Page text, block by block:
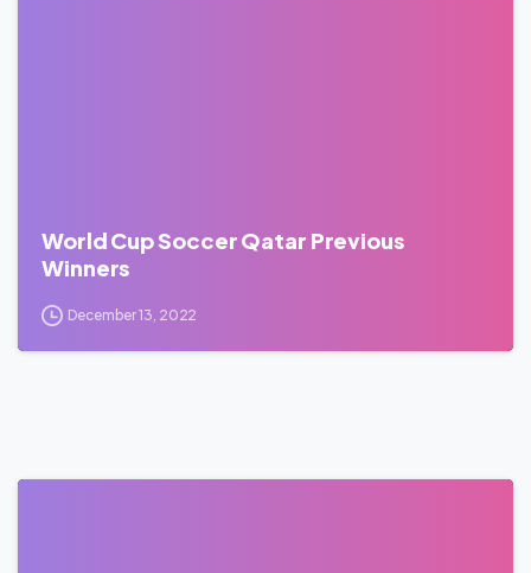
World Cup Soccer Qatar Previous
Winners
December 13, 2022